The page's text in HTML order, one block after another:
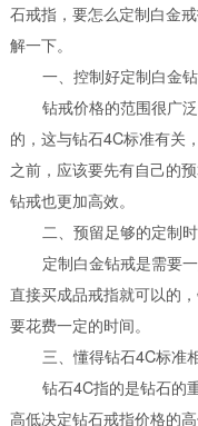
石戒指，要怎么定制白金
解一下。
一、控制好定制白金
钻戒价格的范围很广
的，这与钻石4C标准有关
之前，应该要先有自己的
钻戒也更加高效。
二、预留足够的定制
定制白金钻戒是需要
直接买成品戒指就可以的
要花费一定的时间。
三、懂得钻石4C标准
钻石4C指的是钻石的
高低决定钻石戒指价格的高